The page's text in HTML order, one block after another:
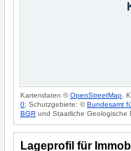
Kartendaten ©OpenStreetMap .
0; Schutzgebiete: ©Bundesamt
BGR und Staatliche Geologische
Lageprofil für